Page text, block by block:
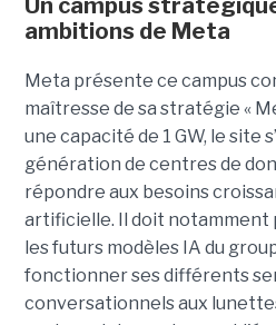
Un campus
ambitions de Meta
Meta présente ce campus
maîtresse de sa stratégie «
une capacité de 1 GW, le site
génération de centres de
répondre aux besoins
artificielle. Il doit notamment
les futurs modèles IA du
fonctionner ses différents
conversationnels aux